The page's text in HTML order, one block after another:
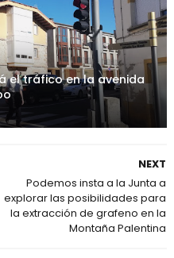
el tráfico en la avenida
NEXT
Podemos insta a la Junta a
explorar las posibilidades para
la extracción de grafeno en la
Montaña Palentina